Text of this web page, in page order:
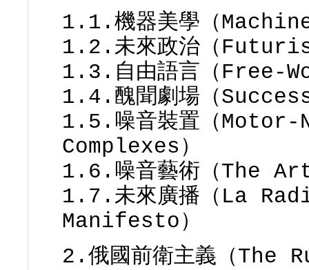
1.1.機器美學（
1.2.未來政治（
1.3.自由語言（Free-
1.4.醜聞劇場（
1.5.噪音裝置（
Complexes）
1.6.噪音藝術（The
1.7.未來廣播（La
Manifesto）
2.俄國前衛主義（The